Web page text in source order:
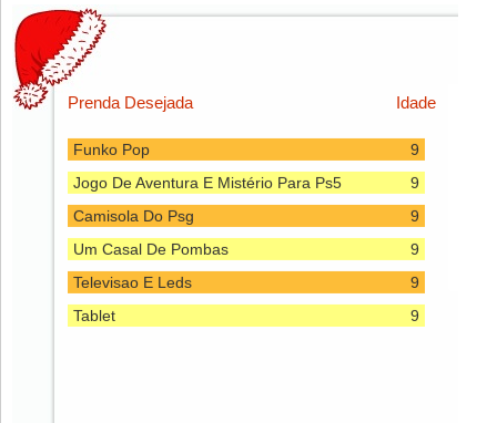
Idade
Prenda Desejada
9
Roupa Do Mikei
Um Computador.
9
Funko Pop
9
Jogo De Aventura E Mistério Para Ps5
9
Camisola Do Psg
9
Um Casal De Pombas
9
Televisao E Leds
9
Tablet